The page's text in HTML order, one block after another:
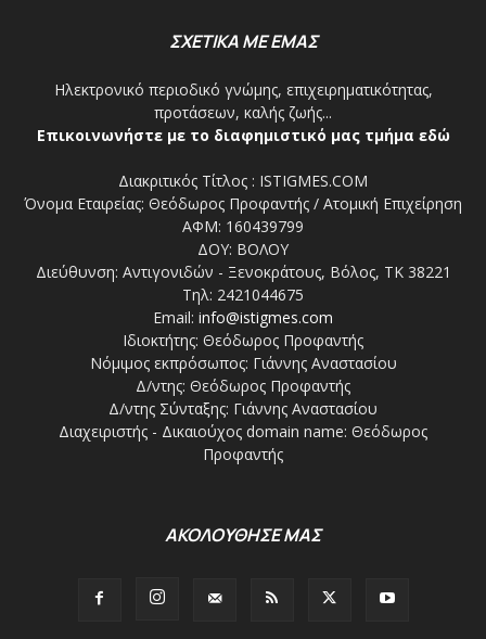
ΣΧΕΤΙΚΑ ΜΕ ΕΜΑΣ
Ηλεκτρονικό περιοδικό γνώμης, επιχειρηματικότητας,
προτάσεων, καλής ζωής...
Επικοινωνήστε με το διαφημιστικό μας τμήμα εδώ
Διακριτικός Τίτλος : ISTIGMES.COM
Όνομα Εταιρείας: Θεόδωρος Προφαντής / Ατομική Επιχείρηση
ΑΦΜ: 160439799
ΔΟΥ: ΒΟΛΟΥ
Διεύθυνση: Αντιγονιδών - Ξενοκράτους, Βόλος, ΤΚ 38221
Τηλ: 2421044675
Email: info@istigmes.com
Ιδιοκτήτης: Θεόδωρος Προφαντής
Νόμιμος εκπρόσωπος: Γιάννης Αναστασίου
Δ/ντης: Θεόδωρος Προφαντής
Δ/ντης Σύνταξης: Γιάννης Αναστασίου
Διαχειριστής - Δικαιούχος domain name: Θεόδωρος
Προφαντής
ΑΚΟΛΟΥΘΗΣΕ ΜΑΣ